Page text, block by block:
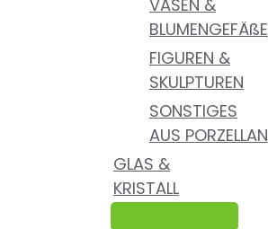
VASEN &
BLUMENGEFÄßE
FIGUREN &
SKULPTUREN
SONSTIGES
AUS PORZELLAN
GLAS &
KRISTALL